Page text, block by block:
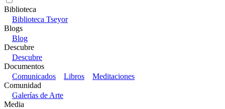
Biblioteca
Biblioteca Tseyor
Blogs
Blog
Descubre
Descubre
Documentos
Comunicados
Libros
Meditaciones
Comunidad
Galerías de Arte
Media